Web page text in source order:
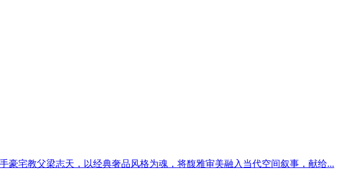
宅教父梁志天，以经典奢品风格为魂，将馥雅审美融入当代空间叙事，献给...